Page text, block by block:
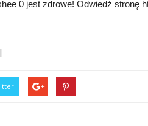
0 jest zdrowe! Odwiedź stronę